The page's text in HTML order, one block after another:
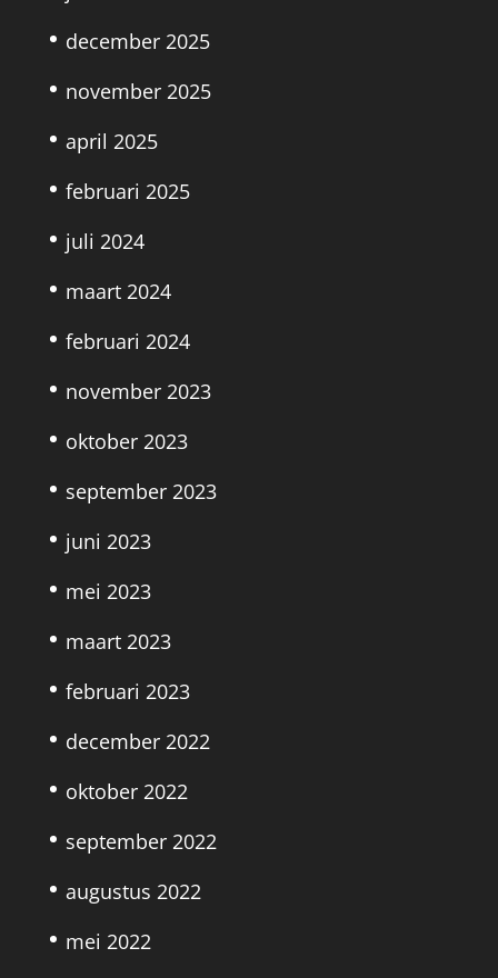
december 2025
november 2025
april 2025
februari 2025
juli 2024
maart 2024
februari 2024
november 2023
oktober 2023
september 2023
juni 2023
mei 2023
maart 2023
februari 2023
december 2022
oktober 2022
september 2022
augustus 2022
mei 2022